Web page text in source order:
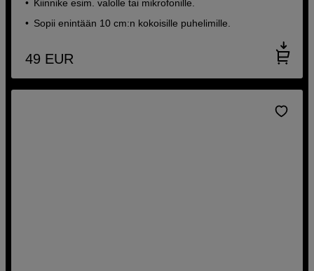
Kiinnike esim. valolle tai mikrofonille.
Sopii enintään 10 cm:n kokoisille puhelimille.
49 EUR